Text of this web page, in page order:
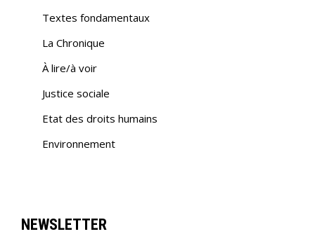
Textes fondamentaux
La Chronique
À lire/à voir
Justice sociale
Etat des droits humains
Environnement
NEWSLETTER